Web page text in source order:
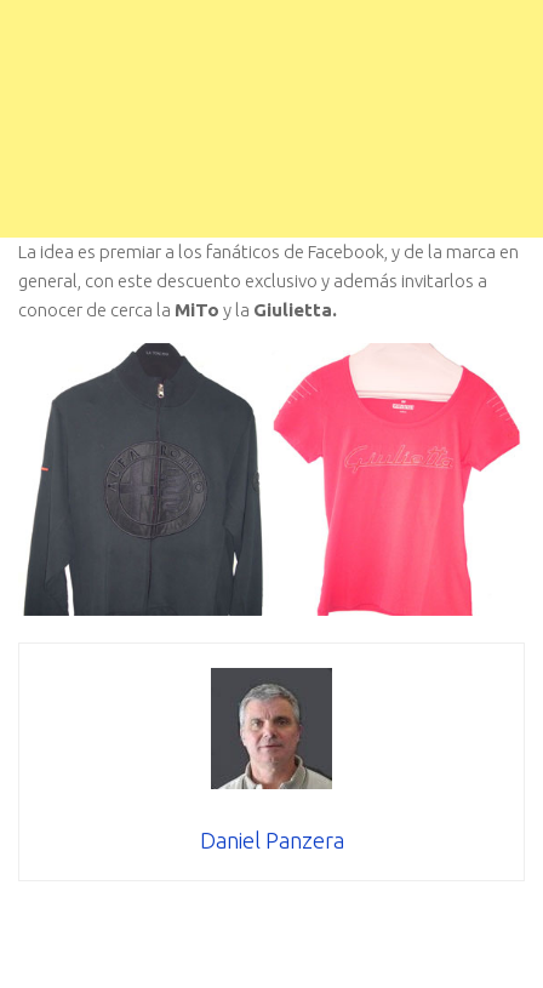
La idea es premiar a los fanáticos de Facebook, y de la marca en
general, con este descuento exclusivo y además invitarlos a
conocer de cerca la MiTo y la Giulietta.
Daniel Panzera